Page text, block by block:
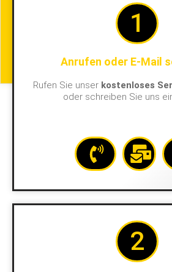
1
Anrufen oder E-Mail
Rufen Sie unser kostenloses
oder schreiben Sie uns
2